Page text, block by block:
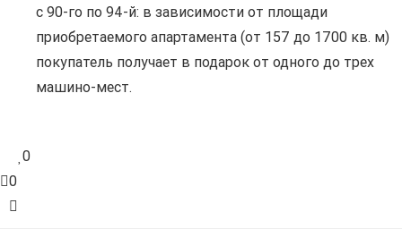
с 90-го по 94-й: в зависимости от площади
приобретаемого апартамента (от 157 до 1700 кв. м)
покупатель получает в подарок от одного до трех
машино-мест.
0
0